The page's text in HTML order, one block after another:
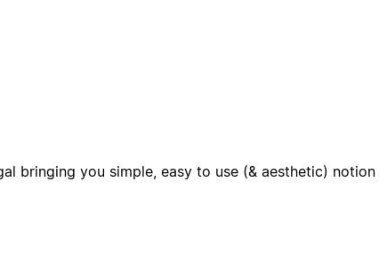
bringing you simple, easy to use (& aesthetic) notion